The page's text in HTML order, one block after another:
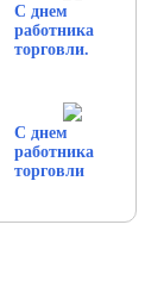
С днем
работника
торговли.
С днем
работника
торговли